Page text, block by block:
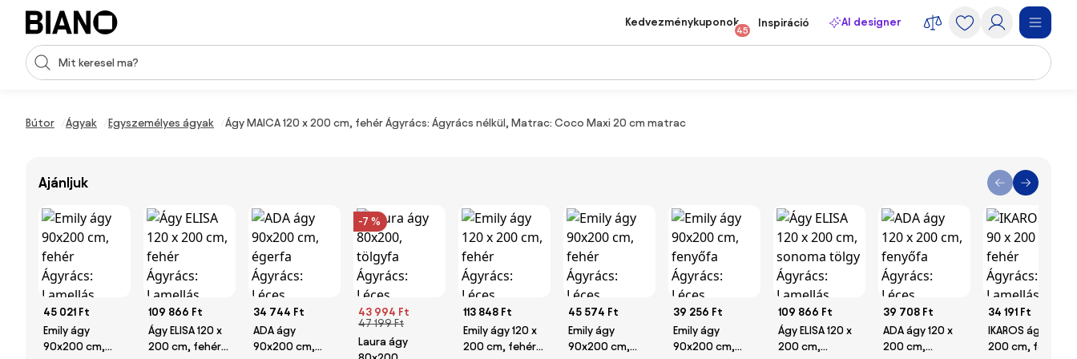
Navigáció kihagyása, ugrás a tartalomra
Keresési bevitel
Kedvezménykuponok
45
Inspiráció AI designer
Bútor Ágyak Egyszemélyes ágyak Ágy MAICA 120 x 200 cm, fehér Ágyrács: Ágyrács nélkül, Matrac: Coco Maxi 20 cm matrac
Ajánljuk
45 021 Ft
Emily ágy
90x200 cm,
109 866 Ft
Ágy ELISA 120 x
200 cm, fehér
34 744 Ft
ADA ágy
90x200 cm,
-7 %
43 994 Ft
47 199 Ft
Laura ágy
113 848 Ft
Emily ágy 120 x
200 cm, fehér
45 574 Ft
Emily ágy
90x200 cm,
39 256 Ft
Emily ágy
90x200 cm,
109 866 Ft
Ágy ELISA 120 x
200 cm,
39 708 Ft
ADA ágy 120 x
200 cm,
34 191 Ft
IKAROS ágy 90 x
200 cm, fehér